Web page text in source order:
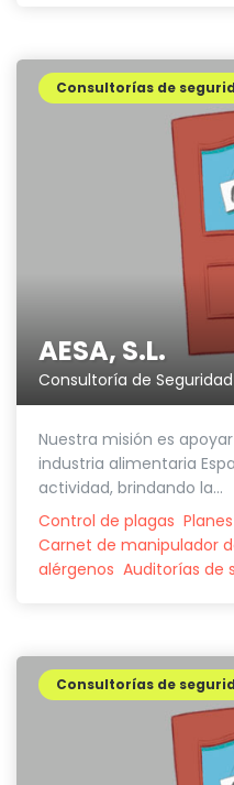
AESA, S.L.
Consultoría de
Consultorías de
Nuestra misión es
industria alimentaria
actividad, brindando la...
Control de plagas
Carnet de manipulador
alérgenos Auditorías de
Consultorías de